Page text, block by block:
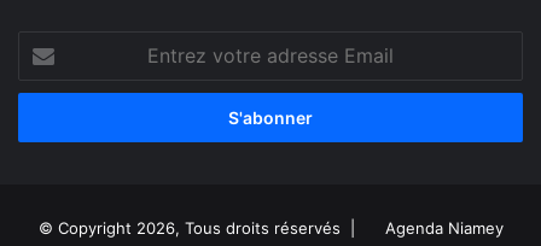
votre
adresse
© Copyright 2026, Tous droits réservés | Agenda Niamey